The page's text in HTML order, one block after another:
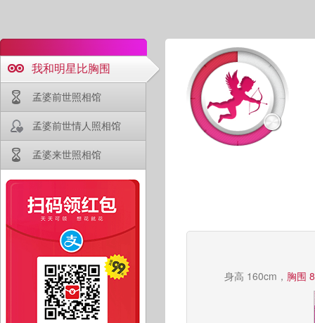
我和明星比胸围
孟婆前世照相馆
孟婆前世情人照相馆
孟婆来世照相馆
身高 160cm， 胸围